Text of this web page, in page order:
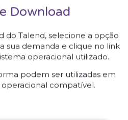
Download
do Talend, selecione a opção
sua demanda e clique no link
operacional utilizado.
podem ser utilizadas em
compatível.